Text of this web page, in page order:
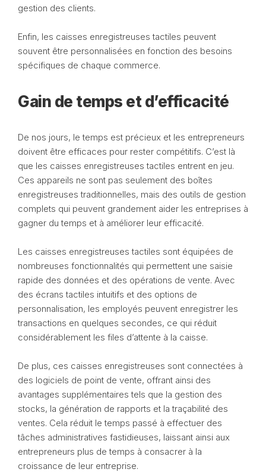
gestion des clients.
Enfin, les caisses enregistreuses tactiles peuvent
souvent être personnalisées en fonction des besoins
spécifiques de chaque commerce.
Gain de temps et d’efficacité
De nos jours, le temps est précieux et les entrepreneurs
doivent être efficaces pour rester compétitifs. C’est là
que les caisses enregistreuses tactiles entrent en jeu.
Ces appareils ne sont pas seulement des boîtes
enregistreuses traditionnelles, mais des outils de gestion
complets qui peuvent grandement aider les entreprises à
gagner du temps et à améliorer leur efficacité.
Les caisses enregistreuses tactiles sont équipées de
nombreuses fonctionnalités qui permettent une saisie
rapide des données et des opérations de vente. Avec
des écrans tactiles intuitifs et des options de
personnalisation, les employés peuvent enregistrer les
transactions en quelques secondes, ce qui réduit
considérablement les files d’attente à la caisse.
De plus, ces caisses enregistreuses sont connectées à
des logiciels de point de vente, offrant ainsi des
avantages supplémentaires tels que la gestion des
stocks, la génération de rapports et la traçabilité des
ventes. Cela réduit le temps passé à effectuer des
tâches administratives fastidieuses, laissant ainsi aux
entrepreneurs plus de temps à consacrer à la
croissance de leur entreprise.